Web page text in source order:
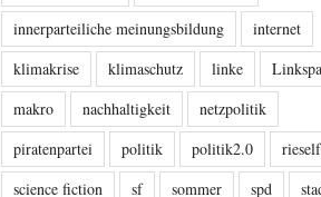
innerparteiliche meinungsbildung
internet
klimakrise
klimaschutz linke
makro
nachhaltigkeit
netzpolitik
piratenpartei
politik politik2.0
science fiction
sf sommer spd